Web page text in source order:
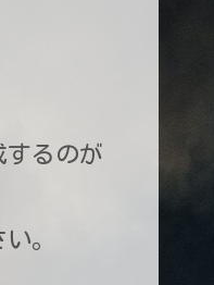
するのが
。